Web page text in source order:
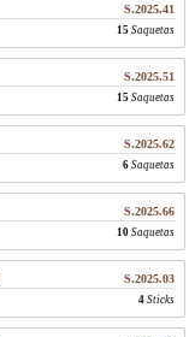
S.2025.41
15 Saquetas
S.2025.51
15 Saquetas
S.2025.62
6 Saquetas
S.2025.66
10 Saquetas
S.2025.03
4 Sticks